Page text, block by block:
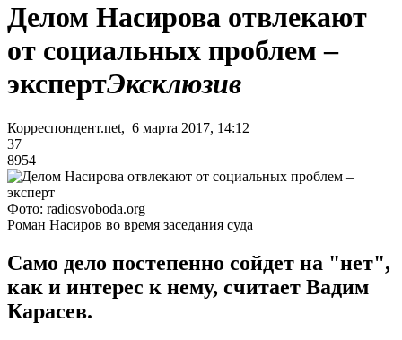
Делом Насирова отвлекают
от социальных проблем –
экспертЭксклюзив
Корреспондент.net, 6 марта 2017, 14:12
37
8954
Фото: radiosvoboda.org
Роман Насиров во время заседания суда
Само дело постепенно сойдет на "нет",
как и интерес к нему, считает Вадим
Карасев.